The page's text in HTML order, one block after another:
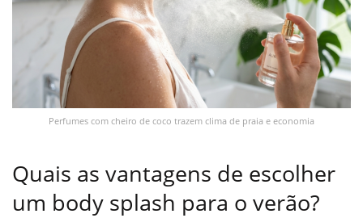
Perfumes com cheiro de coco trazem clima de praia e economia
Quais as vantagens de escolher
um body splash para o verão?